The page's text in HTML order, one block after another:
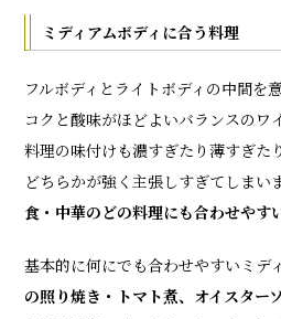
ミディアムボディに合う料理
フルボディとライトボディの中間を
コクと酸味がほどよいバランスのワ
料理の味付けも濃すぎたり薄すぎた
どちらかが強く主張しすぎてしまい
食・中華のどの料理にも合わせやす
基本的に何にでも合わせやすいミデ
の照り焼き・トマト煮、オイスター